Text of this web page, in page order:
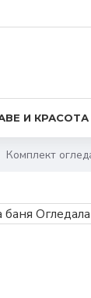
И КРАСОТА
Комплект